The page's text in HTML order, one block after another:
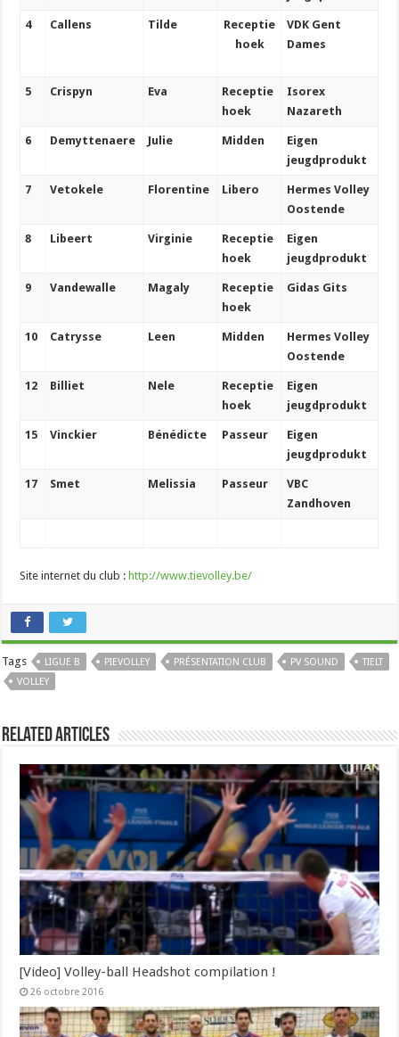
4 Callens Tilde
Receptie
hoek
VDK Gent
Dames
5 Crispyn Eva
Receptie
hoek
Isorex
Nazareth
6 Demyttenaere Julie Midden
Eigen
jeugdprodukt
7 Vetokele Florentine Libero
Hermes Volley
Oostende
8 Libeert Virginie
Receptie
hoek
Eigen
jeugdprodukt
9 Vandewalle Magaly
Receptie
hoek
Gidas Gits
10 Catrysse Leen Midden
Hermes Volley
Oostende
12 Billiet Nele
Receptie
hoek
Eigen
jeugdprodukt
15 Vinckier Bénédicte Passeur
Eigen
jeugdprodukt
17 Smet Melissia Passeur
VBC
Zandhoven
Site internet du club :http://www.tievolley.be/
Tags LIGUE B PIEVOLLEY PRÉSENTATION CLUB PV SOUND
TIELT
VOLLEY
Related Articles
[Video] Volley-ball Headshot compilation !
26 octobre 2016